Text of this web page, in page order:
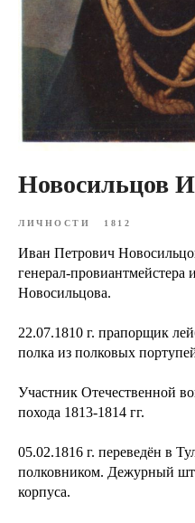
Новосильцов
ЛИЧНОСТИ 1812
Иван Петрович
генерал-провиантмейстера
Новосильцова.
22.07.1810 г. прапорщик
полка из полковых
Участник Отечественной
похода 1813-1814 гг.
05.02.1816 г. переведён в
полковником. Дежурный
корпуса.